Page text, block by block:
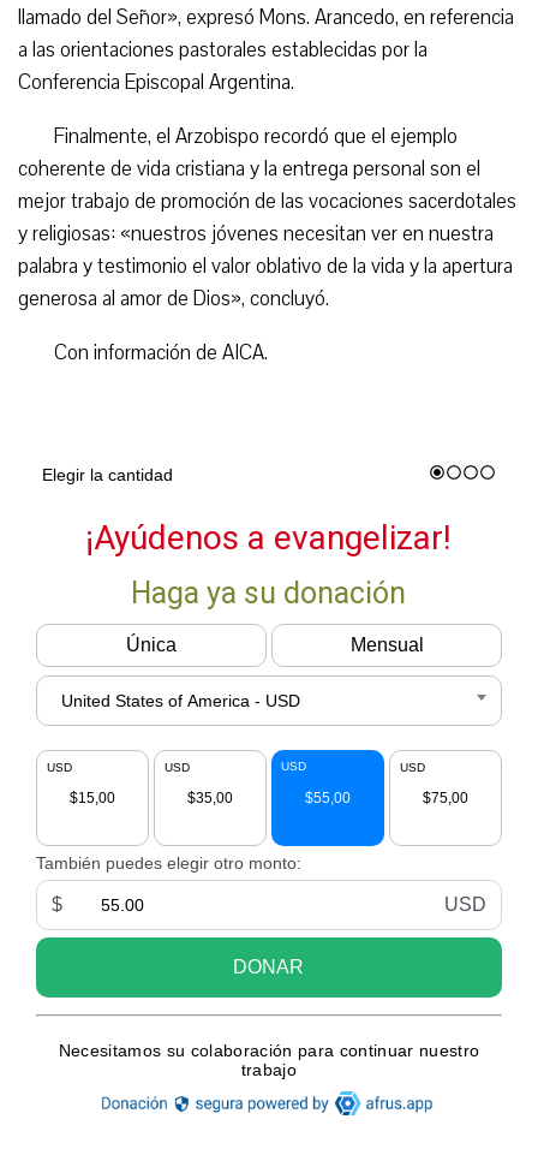
llamado del Señor», expresó Mons. Arancedo, en referencia
a las orientaciones pastorales establecidas por la
Conferencia Episcopal Argentina.
Finalmente, el Arzobispo recordó que el ejemplo
coherente de vida cristiana y la entrega personal son el
mejor trabajo de promoción de las vocaciones sacerdotales
y religiosas: «nuestros jóvenes necesitan ver en nuestra
palabra y testimonio el valor oblativo de la vida y la apertura
generosa al amor de Dios», concluyó.
Con información de AICA.